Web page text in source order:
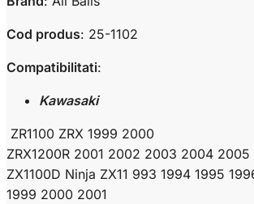
Cod produs: 25-1102
Compatibilitati:
Kawasaki
ZR1100 ZRX 1999 2000
ZRX1200R 2001 2002 2003 2004 2005
ZX1100D Ninja ZX11 993 1994 1995
1999 2000 2001